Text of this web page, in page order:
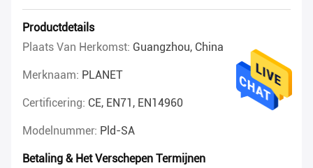
Productdetails
Plaats Van Herkomst: Guangzhou, China
Merknaam: PLANET
Certificering: CE, EN71, EN14960
Modelnummer: Pld-SA
Betaling & Het Verschepen Termijnen